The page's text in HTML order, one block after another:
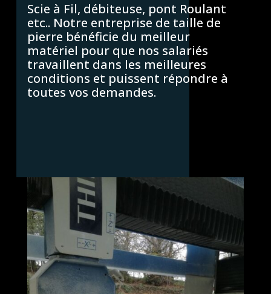
Scie à Fil, débiteuse, pont Roulant
etc.. Notre entreprise de taille de
pierre bénéficie du meilleur
matériel pour que nos salariés
travaillent dans les meilleures
conditions et puissent répondre à
toutes vos demandes.